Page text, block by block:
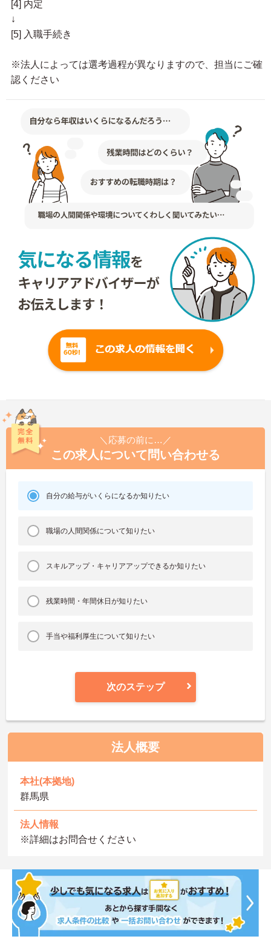
[4] 内定
↓
[5] 入職手続き
※法人によっては選考過程が異なりますので、担当にご確
認ください
＼応募の前に…／
この求人について問い合わせる
自分の給与がいくらになるか知りたい
職場の人間関係について知りたい
スキルアップ・キャリアアップできるか知りたい
残業時間・年間休日が知りたい
手当や福利厚生について知りたい
次のステップ
法人概要
本社(本拠地)
群馬県
法人情報
※詳細はお問合せください